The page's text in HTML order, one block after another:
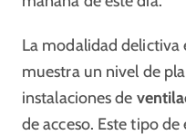
La modalidad delictiva
muestra un nivel de
instalaciones de
de acceso. Este tipo